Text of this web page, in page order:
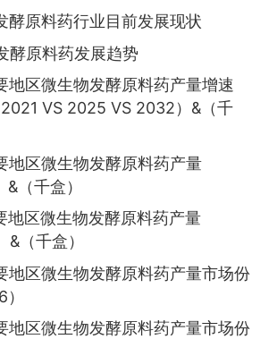
酵原料药行业目前发展现状
酵原料药发展趋势
地区微生物发酵原料药产量增速
2021 VS 2025 VS 2032）&（千
地区微生物发酵原料药产量
（千盒）
地区微生物发酵原料药产量
&（千盒）
地区微生物发酵原料药产量市场份
地区微生物发酵原料药产量市场份